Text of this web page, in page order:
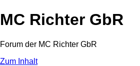
MC Richter GbR
Forum der MC Richter GbR
Zum Inhalt